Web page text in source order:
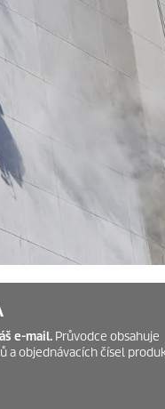
e-mail. Průvodce obsahuje
a objednávacích čísel